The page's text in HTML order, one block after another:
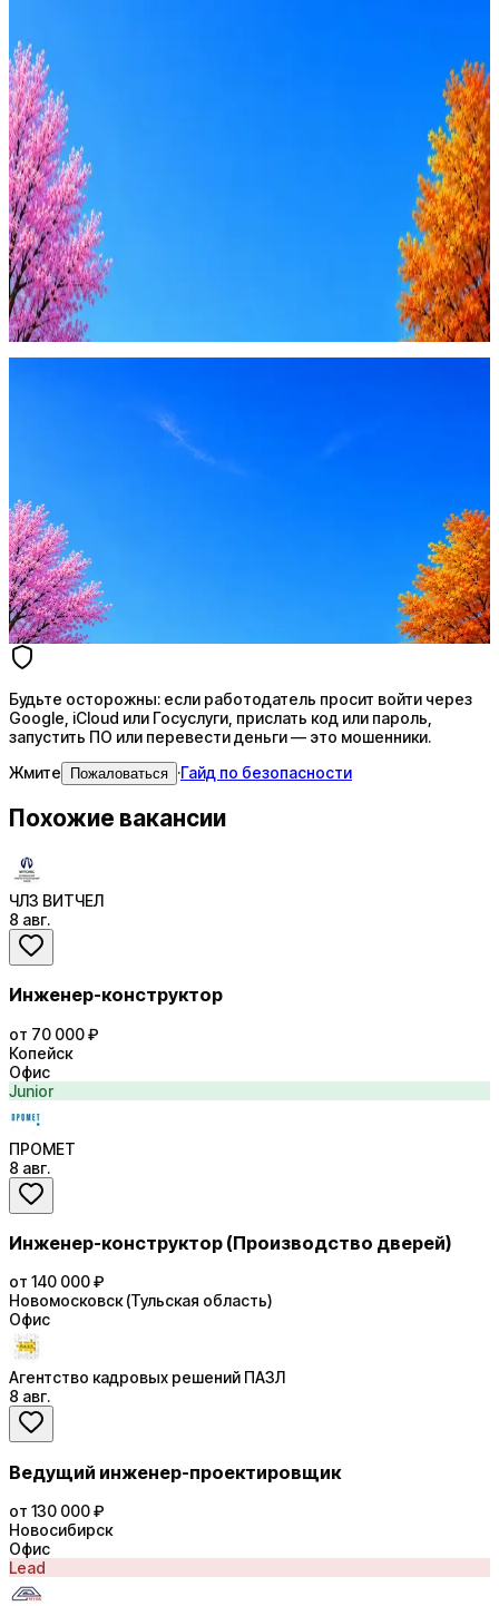
Будьте осторожны: если работодатель просит войти через
Google, iCloud или Госуслуги, прислать код или пароль,
запустить ПО или перевести деньги — это мошенники.
Жмите Пожаловаться
Стратегия поиска с AI: рынки, позиции, вилка, каналы
Будьте осторожны: если работодатель просит войти через
Google, iCloud или Госуслуги, прислать код или пароль,
запустить ПО или перевести деньги — это мошенники.
Жмите
Пожаловаться ·Гайд по безопасности
Похожие вакансии
ЧЛЗ ВИТЧЕЛ
8 авг.
Инженер-конструктор
от 70 000 ₽
Копейск
Офис
Junior
ПРОМЕТ
8 авг.
Инженер-конструктор (Производство дверей)
от 140 000 ₽
Новомосковск (Тульская область)
Офис
Агентство кадровых решений ПАЗЛ
8 авг.
Ведущий инженер-проектировщик
от 130 000 ₽
Новосибирск
Офис
Lead